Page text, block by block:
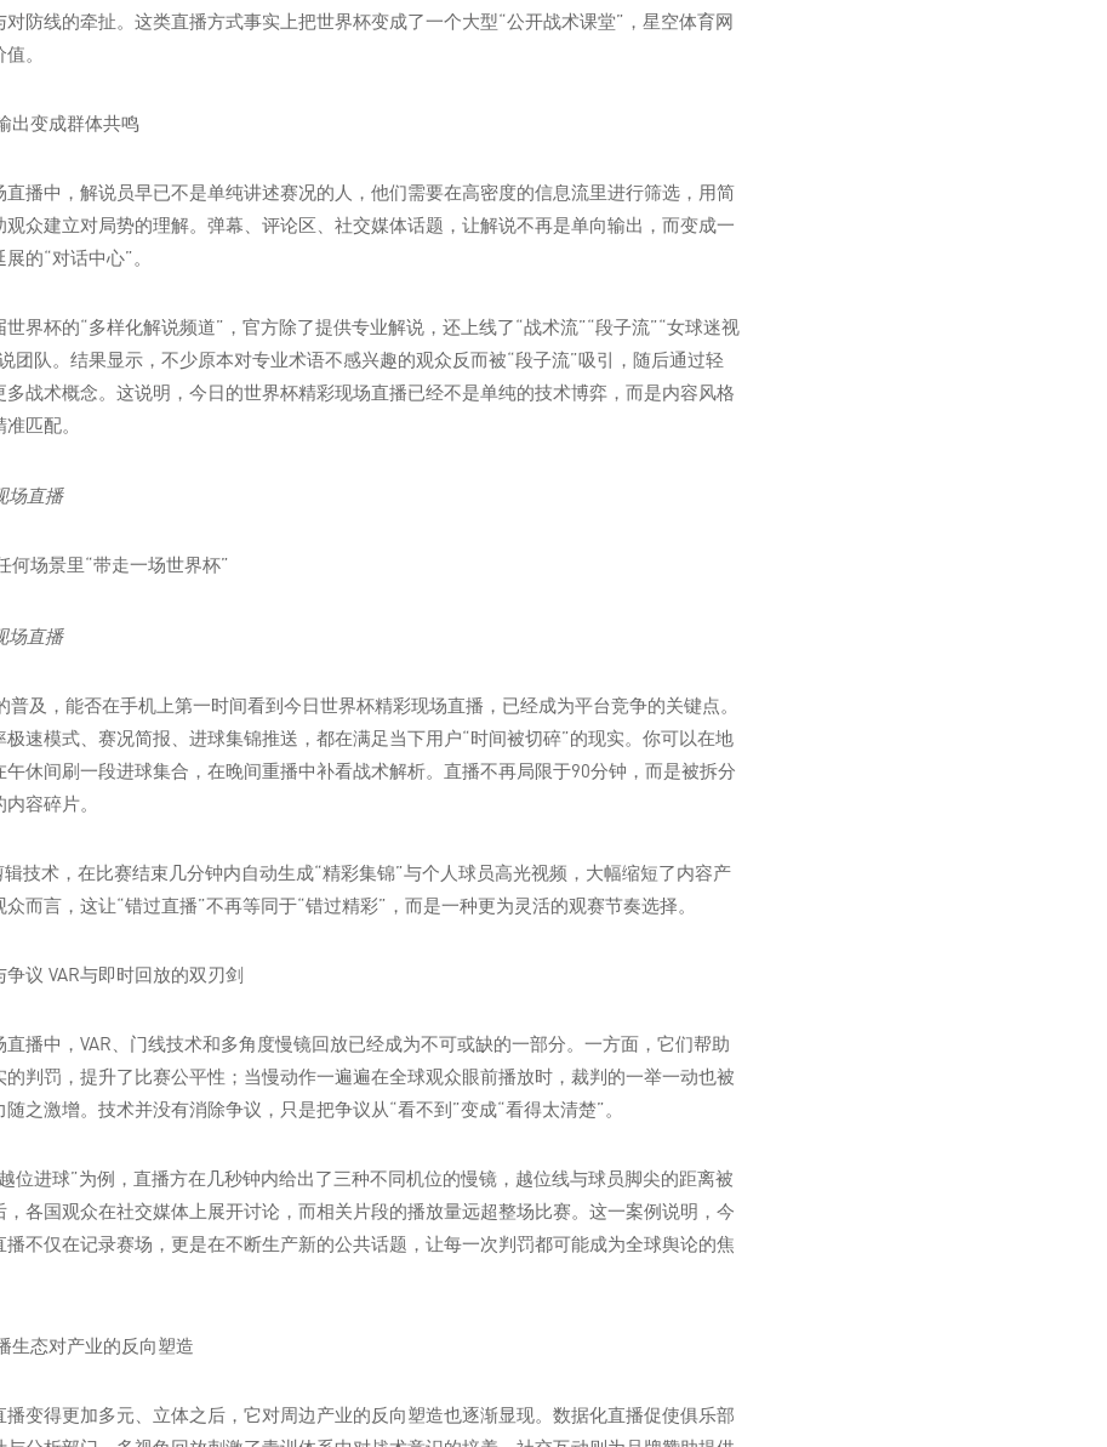
防线的牵扯。这类直播方式事实上把世界杯变成了一个大型“公开战术课堂”， 星空体育网
。
出变成群体共鸣
直播中，解说员早已不是单纯讲述赛况的人，他们需要在高密度的信息流里进行筛选，用简
众建立对局势的理解。弹幕、评论区、社交媒体话题，让解说不再是单向输出，而变成一
的“对话中心”。
界杯的“多样化解说频道”，官方除了提供专业解说，还上线了“战术流”“段子流”“女球迷视
团队。结果显示，不少原本对专业术语不感兴趣的观众反而被“段子流”吸引，随后通过轻
战术概念。这说明，今日的世界杯精彩现场直播已经不是单纯的技术博弈，而是内容风格
匹配。
何场景里“带走一场世界杯”
普及，能否在手机上第一时间看到今日世界杯精彩现场直播，已经成为平台竞争的关键点。
速模式、赛况简报、进球集锦推送，都在满足当下用户“时间被切碎”的现实。你可以在地
休间刷一段进球集合，在晚间重播中补看战术解析。直播不再局限于90分钟，而是被拆分
容碎片。
技术，在比赛结束几分钟内自动生成“精彩集锦”与个人球员高光视频，大幅缩短了内容产
而言，这让“错过直播”不再等同于“错过精彩”，而是一种更为灵活的观赛节奏选择。
议 VAR与即时回放的双刃剑
播中，VAR、门线技术和多角度慢镜回放已经成为不可或缺的一部分。一方面，它们帮助
的判罚，提升了比赛公平性；当慢动作一遍遍在全球观众眼前播放时，裁判的一举一动也被
之激增。技术并没有消除争议，只是把争议从“看不到”变成“看得太清楚”。
位进球”为例，直播方在几秒钟内给出了三种不同机位的慢镜，越位线与球员脚尖的距离被
各国观众在社交媒体上展开讨论，而相关片段的播放量远超整场比赛。这一案例说明，今
播不仅在记录赛场，更是在不断生产新的公共话题，让每一次判罚都可能成为全球舆论的焦
生态对产业的反向塑造
播变得更加多元、立体之后，它对周边产业的反向塑造也逐渐显现。数据化直播促使俱乐部